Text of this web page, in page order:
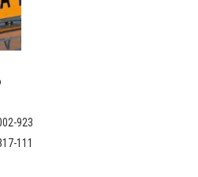
923
111